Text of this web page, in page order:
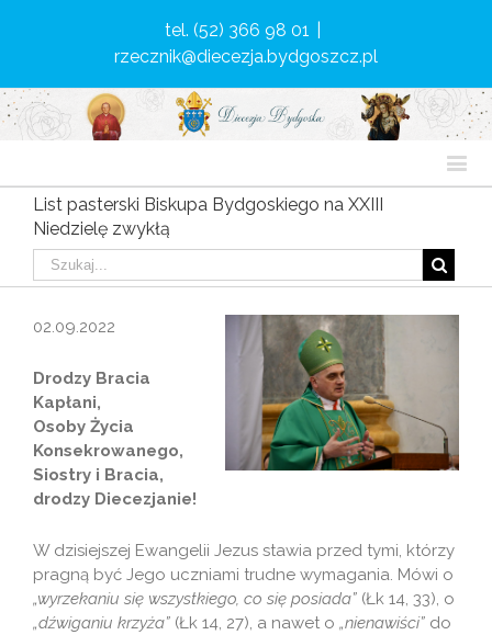
tel. (52) 366 98 01
rzecznik@diecezja.bydgoszcz.pl
List pasterski Biskupa Bydgoskiego na XXIII
Niedzielę zwykłą
02.09.2022
Drodzy Bracia
Kapłani,
Osoby Życia
Konsekrowanego,
Siostry i Bracia,
drodzy Diecezjanie!
W dzisiejszej Ewangelii Jezus stawia przed tymi, którzy
pragną być Jego uczniami trudne wymagania. Mówi o
„wyrzekaniu się wszystkiego, co się posiada” (Łk 14, 33), o
„dźwiganiu krzyża” (Łk 14, 27), a nawet o „nienawiści” do